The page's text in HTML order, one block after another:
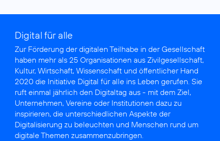
Digital für alle
Zur Förderung der digitalen Teilhabe in der Gesellschaft
haben mehr als 25 Organisationen aus Zivilgesellschaft,
Kultur, Wirtschaft, Wissenschaft und öffentlicher Hand
2020 die Initiative Digital für alle ins Leben gerufen. Sie
ruft einmal jährlich den Digitaltag aus - mit dem Ziel,
Unternehmen, Vereine oder Institutionen dazu zu
inspirieren, die unterschiedlichen Aspekte der
Digitalisierung zu beleuchten und Menschen rund um
digitale Themen zusammenzubringen.